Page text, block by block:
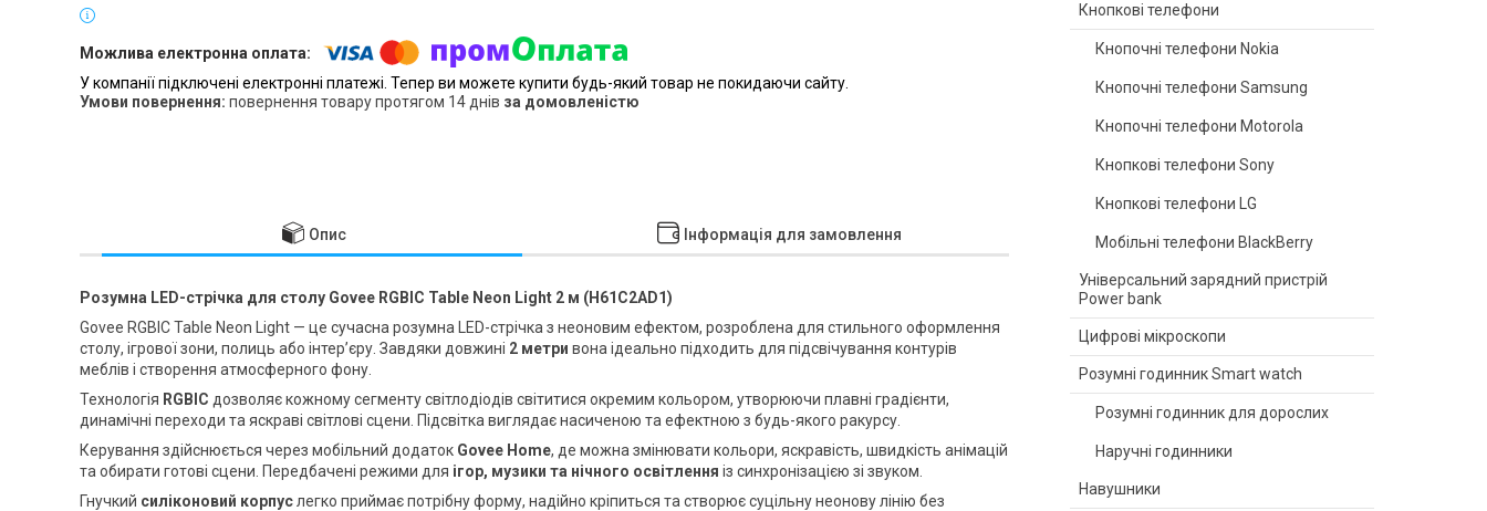
Кнопкові телефони
Кнопочні телефони Nokia
Кнопочні телефони Samsung
Кнопочні телефони Motorola
Кнопкові телефони Sony
Кнопкові телефони LG
Мобільні телефони BlackBerry
Універсальний зарядний пристрій
Power bank
Цифрові мікроскопи
Розумні годинник Smart watch
Розумні годинник для дорослих
Наручні годинники
Навушники
У компанії підключені електронні платежі. Тепер ви можете купити будь-який товар не покидаючи сайту.
повернення товару протягом 14 днів за домовленістю
Опис Інформація для замовлення
Розумна LED-стрічка для столу Govee RGBIC Table Neon Light 2 м (H61C2AD1)
Govee RGBIC Table Neon Light — це сучасна розумна LED-стрічка з неоновим ефектом, розроблена для стильного оформлення
столу, ігрової зони, полиць або інтер’єру. Завдяки довжині 2 метри вона ідеально підходить для підсвічування контурів
меблів і створення атмосферного фону.
Технологія RGBIC дозволяє кожному сегменту світлодіодів світитися окремим кольором, утворюючи плавні градієнти,
динамічні переходи та яскраві світлові сцени. Підсвітка виглядає насиченою та ефектною з будь-якого ракурсу.
Керування здійснюється через мобільний додаток Govee Home, де можна змінювати кольори, яскравість, швидкість анімацій
та обирати готові сцени. Передбачені режими для ігор, музики та нічного освітлення із синхронізацією зі звуком.
Гнучкий силіконовий корпуслегко приймає потрібну форму, надійно кріпиться та створює суцільну неонову лінію без